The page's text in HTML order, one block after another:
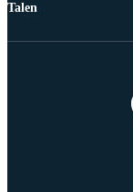
Talen